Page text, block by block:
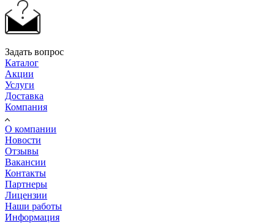
Задать вопрос
Каталог
Акции
Услуги
Доставка
Компания
О компании
Новости
Отзывы
Вакансии
Контакты
Партнеры
Лицензии
Наши работы
Информация